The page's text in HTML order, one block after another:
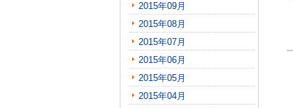
2015年09月
2015年08月
2015年07月
2015年06月
2015年05月
2015年04月